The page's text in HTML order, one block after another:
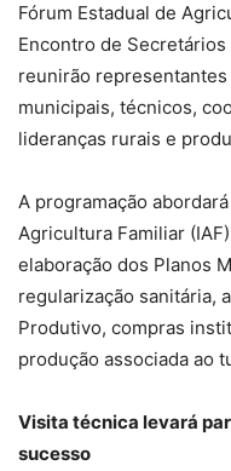
Fórum Estadual de
Encontro de
reunirão
municipais, técnicos,
lideranças rurais e
A programação
Agricultura Familiar
elaboração dos Planos
regularização sanitária,
Produtivo, compras
produção associada ao
Visita técnica levará
sucesso